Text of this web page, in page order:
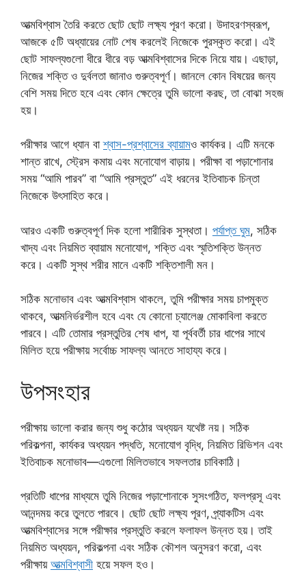
আত্মবিশ্বাস তৈরি করতে ছোট ছোট লক্ষ্য পূরণ করো। উদাহরণস্বরূপ,
আজকে ৫টি অধ্যায়ের নোট শেষ করলেই নিজেকে পুরস্কৃত করো। এই
ছোট সাফল্যগুলো ধীরে ধীরে বড় আত্মবিশ্বাসের দিকে নিয়ে যায়। এছাড়া,
নিজের শক্তি ও দুর্বলতা জানাও গুরুত্বপূর্ণ। জানলে কোন বিষয়ের জন্য
বেশি সময় দিতে হবে এবং কোন ক্ষেত্রে তুমি ভালো করছ, তা বোঝা সহজ
হয়।
পরীক্ষার আগে ধ্যান বাশ্বাস-প্রশ্বাসের ব্যায়ামও কার্যকর। এটি মনকে
শান্ত রাখে, স্ট্রেস কমায় এবং মনোযোগ বাড়ায়। পরীক্ষা বা পড়াশোনার
সময় “আমি পারব” বা “আমি প্রস্তুত” এই ধরনের ইতিবাচক চিন্তা
নিজেকে উৎসাহিত করে।
আরও একটি গুরুত্বপূর্ণ দিক হলো শারীরিক সুস্থতা। পর্যাপ্ত ঘুম, সঠিক
খাদ্য এবং নিয়মিত ব্যায়াম মনোযোগ, শক্তি এবং স্মৃতিশক্তি উন্নত
করে। একটি সুস্থ শরীর মানে একটি শক্তিশালী মন।
সঠিক মনোভাব এবং আত্মবিশ্বাস থাকলে, তুমি পরীক্ষার সময় চাপমুক্ত
থাকবে, আত্মনির্ভরশীল হবে এবং যে কোনো চ্যালেঞ্জ মোকাবিলা করতে
পারবে। এটি তোমার প্রস্তুতির শেষ ধাপ, যা পূর্ববর্তী চার ধাপের সাথে
মিলিত হয়ে পরীক্ষায় সর্বোচ্চ সাফল্য আনতে সাহায্য করে।
উপসংহার
পরীক্ষায় ভালো করার জন্য শুধু কঠোর অধ্যয়ন যথেষ্ট নয়। সঠিক
পরিকল্পনা, কার্যকর অধ্যয়ন পদ্ধতি, মনোযোগ বৃদ্ধি, নিয়মিত রিভিশন এবং
ইতিবাচক মনোভাব—এগুলো মিলিতভাবে সফলতার চাবিকাঠি।
প্রতিটি ধাপের মাধ্যমে তুমি নিজের পড়াশোনাকে সুসংগঠিত, ফলপ্রসূ এবং
আনন্দময় করে তুলতে পারবে। ছোট ছোট লক্ষ্য পূরণ, প্র্যাকটিস এবং
আত্মবিশ্বাসের সঙ্গে পরীক্ষার প্রস্তুতি করলে ফলাফল উন্নত হয়। তাই
নিয়মিত অধ্যয়ন, পরিকল্পনা এবং সঠিক কৌশল অনুসরণ করো, এবং
পরীক্ষায় আত্মবিশ্বাসী হয়ে সফল হও।